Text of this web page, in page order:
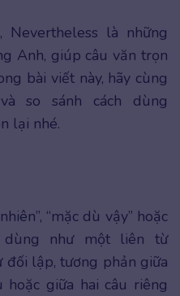
Nevertheless là những
Anh, giúp câu văn trọn
bài viết này, hãy cùng
so sánh cách dùng
lại nhé.
“mặc dù vậy” hoặc
dùng như một liên từ
đối lập, tương phản giữa
giữa hai câu riêng